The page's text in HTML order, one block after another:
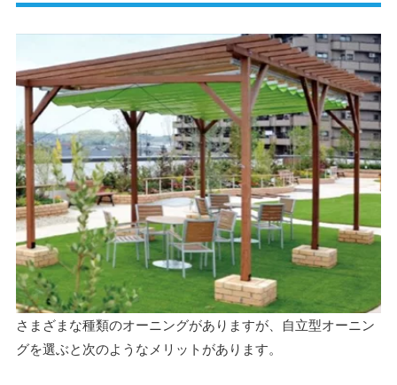
さまざまな種類のオーニングがありますが、自立型オーニン
グを選ぶと次のようなメリットがあります。